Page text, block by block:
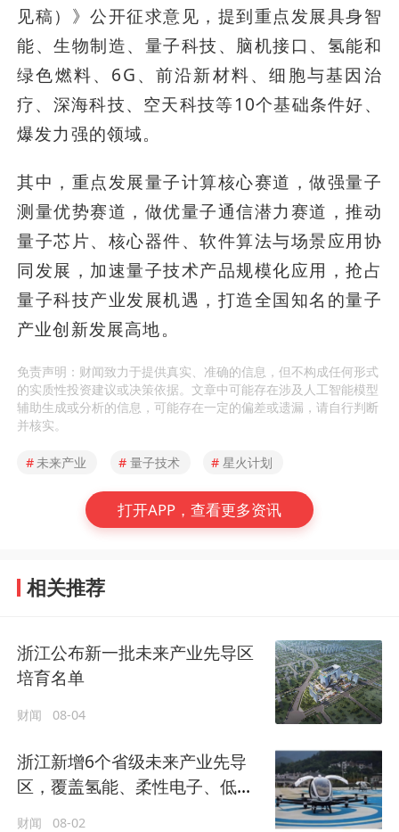
见稿）》公开征求意见，提到重点发展具身智
能、生物制造、量子科技、脑机接口、氢能和
绿色燃料、6G、前沿新材料、细胞与基因治
疗、深海科技、空天科技等10个基础条件好、
爆发力强的领域。
其中，重点发展量子计算核心赛道，做强量子
测量优势赛道，做优量子通信潜力赛道，推动
量子芯片、核心器件、软件算法与场景应用协
同发展，加速量子技术产品规模化应用，抢占
量子科技产业发展机遇，打造全国知名的量子
产业创新发展高地。
免责声明：财闻致力于提供真实、准确的信息，但不构成任何形式
的实质性投资建议或决策依据。文章中可能存在涉及人工智能模型
辅助生成或分析的信息，可能存在一定的偏差或遗漏，请自行判断
并核实。
# 未来产业 # 量子技术 # 星火计划
打开APP，查看更多资讯
相关推荐
浙江公布新一批未来产业先导区
培育名单
财闻 08-04
浙江新增6个省级未来产业先导
区，覆盖氢能、柔性电子、低空
财闻 08-02